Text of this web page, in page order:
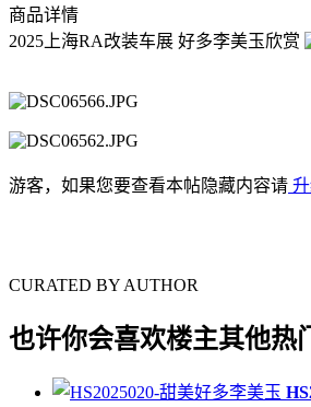
商品详情
2025上海RA改装车展 好多李美玉欣赏
游客，如果您要查看本帖隐藏内容请
CURATED BY AUTHOR
也许你会喜欢楼主其他热